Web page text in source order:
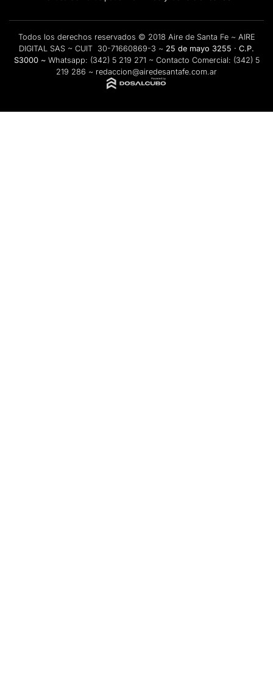
Todos los derechos reservados © 2018 Aire de Santa Fe ~ AIRE
DIGITAL SAS ~ CUIT 30-71660869-3 ~ 25 de mayo 3255 · C.P.
S3000 ~ Whatsapp: (342) 5 219 271 ~ Contacto Comercial: (342) 5
219 286 ~ redaccion@airedesantafe.com.ar